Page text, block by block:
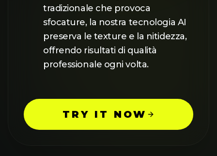
tradizionale che provoca
sfocature, la nostra tecnologia AI
preserva le texture e la nitidezza,
offrendo risultati di qualità
professionale ogni volta.
TRY IT NOW